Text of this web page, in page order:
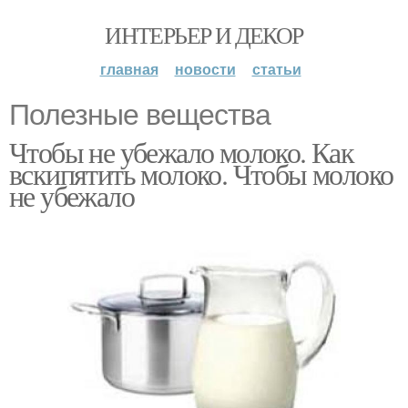
ИНТЕРЬЕР И ДЕКОР
главная новости статьи
Полезные вещества
Чтобы не убежало молоко. Как
вскипятить молоко. Чтобы молоко
не убежало